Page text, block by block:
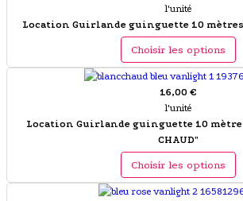
l'unité
Location Guirlande guinguette 10 mètres
Choisir les options
16,00 €
l'unité
Location Guirlande guinguette 10 mètres
CHAUD"
Choisir les options